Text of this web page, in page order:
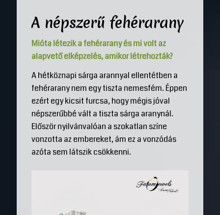
A népszerű fehérarany
Mióta létezik a fehérarany és mi volt az
alapvető elképzelés, amikor létrehozták?
A hétköznapi sárga arannyal ellentétben a
fehérarany nem egy tiszta nemesfém. Éppen
ezért egy kicsit furcsa, hogy mégis jóval
népszerűbbé vált a tiszta sárga aranynál.
Először nyilvánvalóan a szokatlan színe
vonzotta az embereket, ám ez a vonzódás
azóta sem látszik csökkenni.